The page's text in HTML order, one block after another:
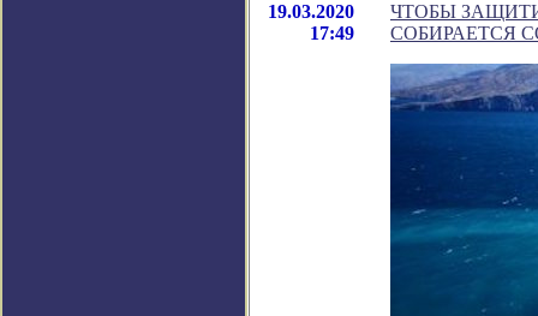
19.03.2020
17:49
ЧТОБЫ
СОБИРАЕТСЯ